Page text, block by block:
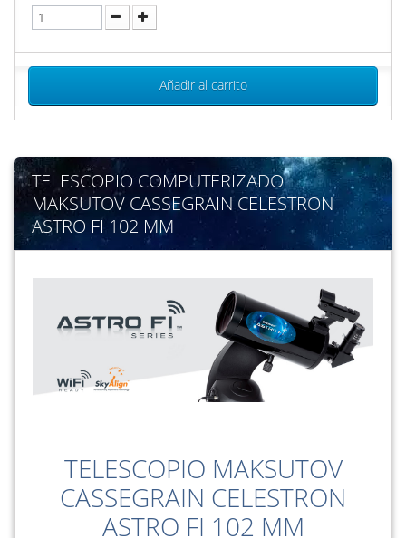
Añadir al carrito
TELESCOPIO COMPUTERIZADO
MAKSUTOV CASSEGRAIN CELESTRON
ASTRO FI 102 MM
TELESCOPIO MAKSUTOV
CASSEGRAIN CELESTRON
ASTRO FI 102 MM